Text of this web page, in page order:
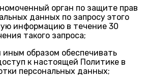
орган по защите прав
данных по запросу этого
информацию в течение 30
такого запроса;
иным образом обеспечивать
к настоящей Политике в
персональных данных;